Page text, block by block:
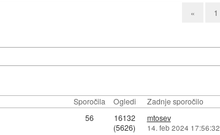
« 1
Sporočila Ogledi Zadnje sporočilo
56
16132
(5626)
mtosev
14. feb 2024 17:56:32